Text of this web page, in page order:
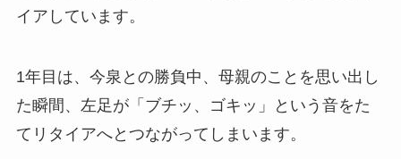
イアしています。
1年目は、今泉との勝負中、母親のことを思い出し
た瞬間、左足が「ブチッ、ゴキッ」という音をた
てリタイアへとつながってしまいます。